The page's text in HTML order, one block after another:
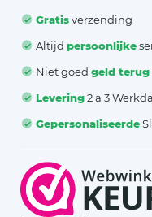
Gratisverzending
Altijdpersoonlijke
Niet goedgeld terug
Levering2 a 3
Gepersonaliseerde